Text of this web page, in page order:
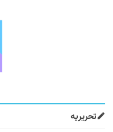
تحریریه